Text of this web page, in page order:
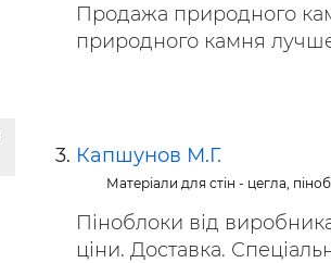
Продажа природного
природного камня
Капшунов М.Г.
Матеріали для стін - цегла,
Піноблоки від
ціни. Доставка.